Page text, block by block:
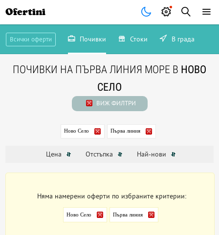
Ofertini
Всички оферти Почивки Стоки В града
ПОЧИВКИ НА ПЪРВА ЛИНИЯ МОРЕ В НОВО
СЕЛО
ВИЖ ФИЛТРИ
Ново Село Първа линия
Цена Отстъпка Най-нови
Няма намерени оферти по избраните критерии:
Ново Село Първа линия